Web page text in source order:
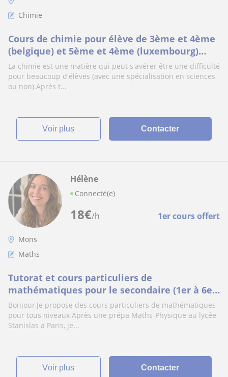
Chimie
Cours de chimie pour élève de 3ème et 4ème
(belgique) et 5ème et 4ème (luxembourg)
secondaire
La chimie est une matière qui peut s'avérer être une difficulté
pour beaucoup d'élèves (avec une spécialisation en sciences
ou non).Après t...
voir plus Contacter
18€/h 1er cours offert
Hélène
Connecté(e)
Mons
Maths
Tutorat et cours particuliers de
mathématiques pour le secondaire (1er à 6e)
par une étudiante en école d'ingénieur
Bonjour,Je propose des cours particuliers de mathématiques
pour tous niveaux Après une prépa Maths-Physique au lycée
Stanislas a Paris, je...
voir plus Contacter